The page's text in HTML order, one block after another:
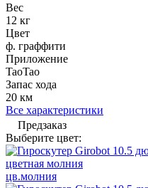
Вес
12 кг
Цвет
ф. граффити
Приложение
TaoTao
Запас хода
20 км
Все характеристики
Предзаказ
Выберите цвет:
цв.молния